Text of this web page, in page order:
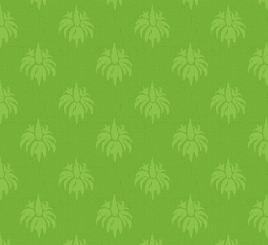
egynemű
zöldspárgás
folyóhidegvízalatt
anyersnek mondható zöld
hogy mindenhová jusson
szórjuk meg apróra vágott
hagymával), és ha van
passzolnak ehhez atészta